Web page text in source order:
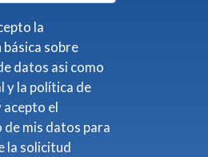
la
sobre
asi como
mis datos para
la solicitud